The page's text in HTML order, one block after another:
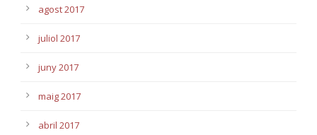
agost 2017
juliol 2017
juny 2017
maig 2017
abril 2017